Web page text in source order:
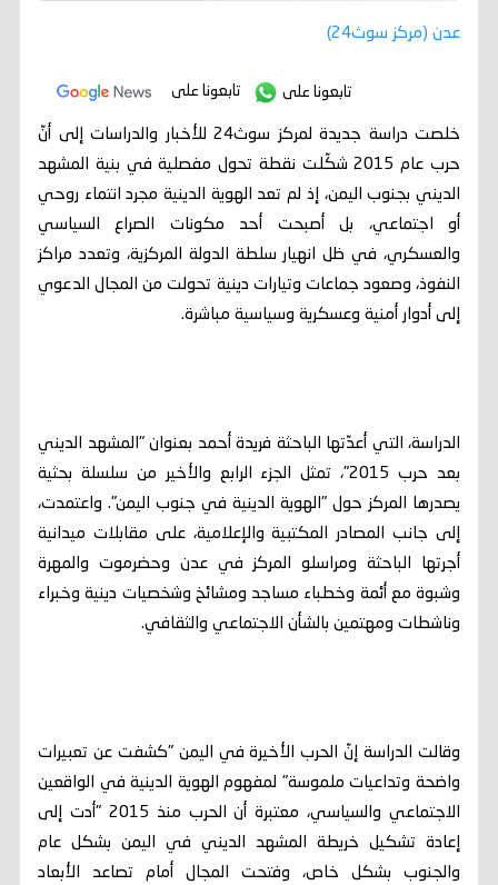
عدن (مركز سوث24)
تابعونا على تابعونا على
خلصت دراسة جديدة لمركز سوث24 للأخبار والدراسات إلى أنّ
حرب عام 2015 شكّلت نقطة تحول مفصلية في بنية المشهد
الديني بجنوب اليمن، إذ لم تعد الهوية الدينية مجرد انتماء روحي
أو اجتماعي، بل أصبحت أحد مكونات الصراع السياسي
والعسكري، في ظل انهيار سلطة الدولة المركزية، وتعدد مراكز
النفوذ، وصعود جماعات وتيارات دينية تحولت من المجال الدعوي
إلى أدوار أمنية وعسكرية وسياسية مباشرة.
الدراسة، التي أعدّتها الباحثة فريدة أحمد بعنوان "المشهد الديني
بعد حرب 2015"، تمثل الجزء الرابع والأخير من سلسلة بحثية
يصدرها المركز حول "الهوية الدينية في جنوب اليمن". واعتمدت،
إلى جانب المصادر المكتبية والإعلامية، على مقابلات ميدانية
أجرتها الباحثة ومراسلو المركز في عدن وحضرموت والمهرة
وشبوة مع أئمة وخطباء مساجد ومشائخ وشخصيات دينية وخبراء
وناشطات ومهتمين بالشأن الاجتماعي والثقافي.
وقالت الدراسة إنّ الحرب الأخيرة في اليمن "كشفت عن تعبيرات
واضحة وتداعيات ملموسة" لمفهوم الهوية الدينية في الواقعين
الاجتماعي والسياسي، معتبرة أن الحرب منذ 2015 "أدت إلى
إعادة تشكيل خريطة المشهد الديني في اليمن بشكل عام
والجنوب بشكل خاص، وفتحت المجال أمام تصاعد الأبعاد